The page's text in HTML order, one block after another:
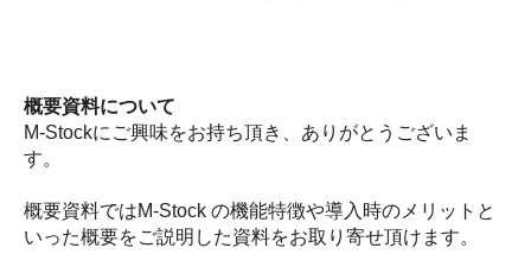
概要資料について
M-Stockにご興味をお持ち頂き、ありがとうございま
す。
概要資料ではM-Stock の機能特徴や導入時のメリットと
いった概要をご説明した資料をお取り寄せ頂けます。